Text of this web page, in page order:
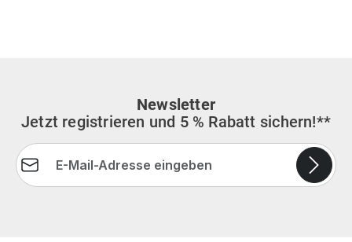
Newsletter
Jetzt registrieren und 5 % Rabatt sichern!**
E-Mail-Adresse*